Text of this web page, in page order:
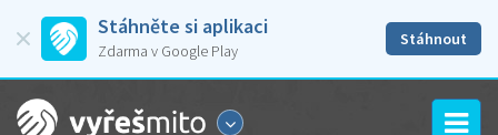
Stáhněte si aplikaci
Zdarma v Google Play
Stáhnout